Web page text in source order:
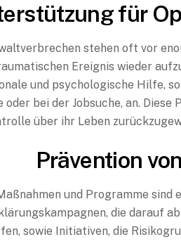
für
stehen oft vor
Ereignis wieder
und psychologische Hilfe,
oder bei der Jobsuche, an.
über ihr Leben
Prävention
und Programme sind
die darauf
sowie Initiativen, die